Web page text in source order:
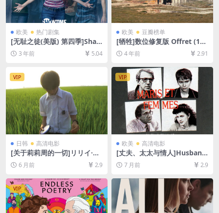
欧美 热门剧集
[无耻之徒(美版) 第四季]Sha
meless Season 4 (2014)[百
度网盘+夸克网盘1080P超清
载][MP4/37GB][中英字幕]
3 年前 5.04
欧美 豆瓣榜单
[牺牲]数位修复版 Offret (198
6)[百度网盘+夸克网盘+迅雷云
盘资源1080P超清][MP4/9.2G
4 年前 2.91
VIP
日韩 高清电影
[关于莉莉周的一切]リリイ·シ
ュシュのすべて (2001)[百度
网盘+夸克网盘1080P超清未
删减资源][网盘在线播放/下
载][MP4/9.6GB][中文字幕]
6 月前 2.9
VIP
欧美 高清电影
[丈夫、太太与情人]Husband
s and Wives (1992)[百度网
盘+夸克网盘1080P超清未删
减资源][网盘在线播放/下载]
[MP4/7GB][中英字幕]
7 月前 2.9
VIP